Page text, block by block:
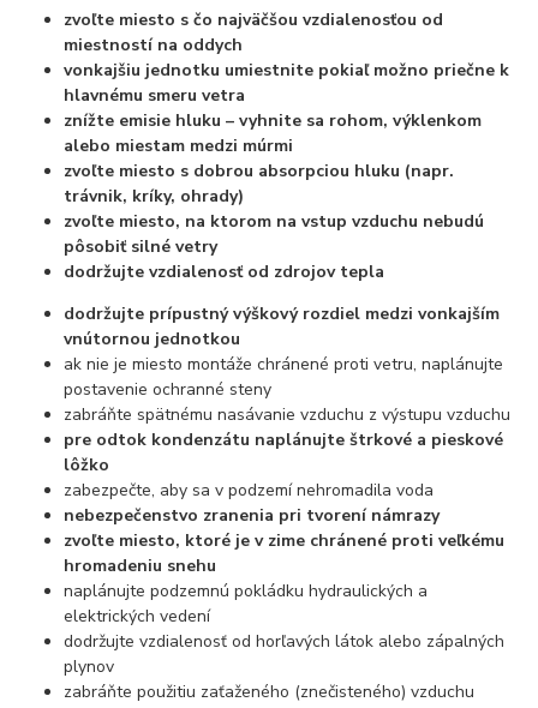
zvoľte miesto s čo najväčšou vzdialenosťou od
miestností na oddych
vonkajšiu jednotku umiestnite pokiaľ možno priečne k
hlavnému smeru vetra
znížte emisie hluku – vyhnite sa rohom, výklenkom
alebo miestam medzi múrmi
zvoľte miesto s dobrou absorpciou hluku (napr.
trávnik, kríky, ohrady)
zvoľte miesto, na ktorom na vstup vzduchu nebudú
pôsobiť silné vetry
dodržujte vzdialenosť od zdrojov tepla
dodržujte prípustný výškový rozdiel medzi vonkajším
vnútornou jednotkou
ak nie je miesto montáže chránené proti vetru, naplánujte
postavenie ochranné steny
zabráňte spätnému nasávanie vzduchu z výstupu vzduchu
pre odtok kondenzátu naplánujte štrkové a pieskové
lôžko
zabezpečte, aby sa v podzemí nehromadila voda
nebezpečenstvo zranenia pri tvorení námrazy
zvoľte miesto, ktoré je v zime chránené proti veľkému
hromadeniu snehu
naplánujte podzemnú pokládku hydraulických a
elektrických vedení
dodržujte vzdialenosť od horľavých látok alebo zápalných
plynov
zabráňte použitiu zaťaženého (znečisteného) vzduchu